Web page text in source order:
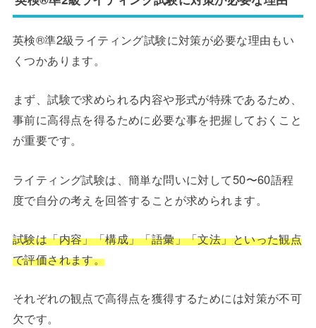
英検®準2級ライティング試験に対策が必要な理由もい
くつかあります。
まず、試験で求められる内容や形式が特殊であるため、
事前に高得点を得るために必要な事を把握しておくこと
が重要です。
ライティング試験は、簡単な問いに対して50〜60語程
度で自分の考えを回答することが求められます。
試験は「内容」「構成」「語彙」「文法」といった観点
で評価されます。
それぞれの観点で高得点を獲得するためには対策が不可
欠です。